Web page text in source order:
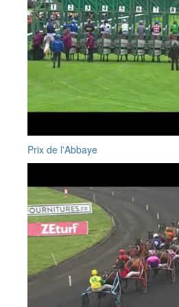
Prix de l'Abbaye